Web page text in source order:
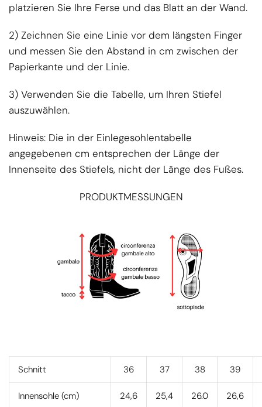
platzieren Sie Ihre Ferse und das Blatt an der Wand.
2) Zeichnen Sie eine Linie vor dem längsten Finger
und messen Sie den Abstand in cm zwischen der
Papierkante und der Linie.
3) Verwenden Sie die Tabelle, um Ihren Stiefel
auszuwählen.
Hinweis: Die in der Einlegesohlentabelle
angegebenen cm entsprechen der Länge der
Innenseite des Stiefels, nicht der Länge des Fußes.
PRODUKTMESSUNGEN
Schnitt 36 37 38 39
Innensohle (cm) 24,6 25,4 26.0 26,6